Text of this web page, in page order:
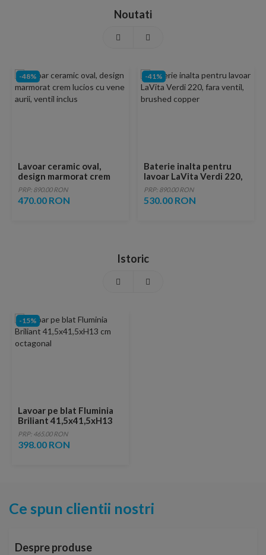
Noutati
-48%
Lavoar ceramic oval,
design marmorat crem
lucios cu vene aurii,
ventil inclus
PRP: 890.00 RON
470.00 RON
-41%
Baterie inalta pentru
lavoar LaVita Verdi 220,
fara ventil, brushed
copper
PRP: 890.00 RON
530.00 RON
Istoric
-15%
Lavoar pe blat Fluminia
Briliant 41,5x41,5xH13
cm octagonal
PRP: 465.00 RON
398.00 RON
Ce spun clientii nostri
Despre produse